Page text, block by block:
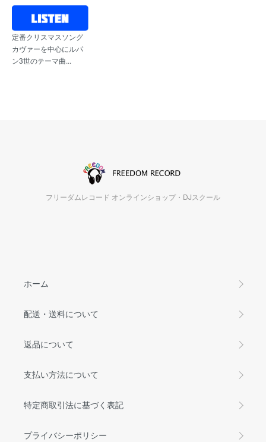
定番クリスマスソング
カヴァーを中心にルパ
ン3世のテーマ曲...
フリーダムレコード オンラインショップ・DJスクール
ホーム
配送・送料について
返品について
支払い方法について
特定商取引法に基づく表記
プライバシーポリシー